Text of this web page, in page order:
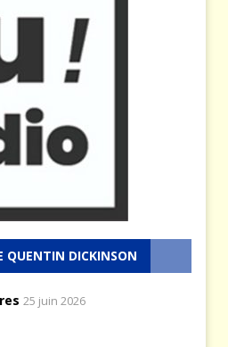
QUENTIN DICKINSON
25 juin 2026